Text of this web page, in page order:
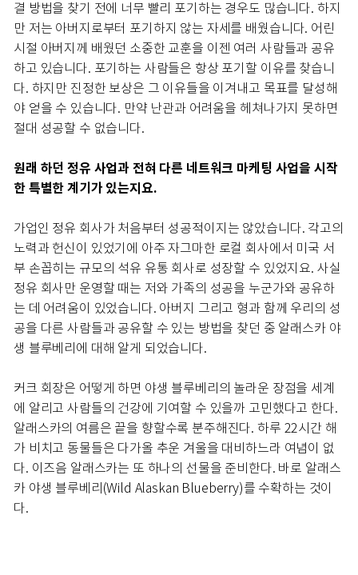
결 방법을 찾기 전에 너무 빨리 포기하는 경우도 많습니다. 하지
만 저는 아버지로부터 포기하지 않는 자세를 배웠습니다. 어린
시절 아버지께 배웠던 소중한 교훈을 이젠 여러 사람들과 공유
하고 있습니다. 포기하는 사람들은 항상 포기할 이유를 찾습니
다. 하지만 진정한 보상은 그 이유들을 이겨내고 목표를 달성해
야 얻을 수 있습니다. 만약 난관과 어려움을 헤쳐나가지 못하면
절대 성공할 수 없습니다.
원래 하던 정유 사업과 전혀 다른 네트워크 마케팅 사업을 시작
한 특별한 계기가 있는지요.
가업인 정유 회사가 처음부터 성공적이지는 않았습니다. 각고의
노력과 헌신이 있었기에 아주 자그마한 로컬 회사에서 미국 서
부 손꼽히는 규모의 석유 유통 회사로 성장할 수 있었지요. 사실
정유 회사만 운영할 때는 저와 가족의 성공을 누군가와 공유하
는 데 어려움이 있었습니다. 아버지 그리고 형과 함께 우리의 성
공을 다른 사람들과 공유할 수 있는 방법을 찾던 중 알래스카 야
생 블루베리에 대해 알게 되었습니다.
커크 회장은 어떻게 하면 야생 블루베리의 놀라운 장점을 세계
에 알리고 사람들의 건강에 기여할 수 있을까 고민했다고 한다.
알래스카의 여름은 끝을 향할수록 분주해진다. 하루 22시간 해
가 비치고 동물들은 다가올 추운 겨울을 대비하느라 여념이 없
다. 이즈음 알래스카는 또 하나의 선물을 준비한다. 바로 알래스
카 야생 블루베리(Wild Alaskan Blueberry)를 수확하는 것이
다.